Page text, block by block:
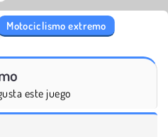
Motociclismo extremo
este juego